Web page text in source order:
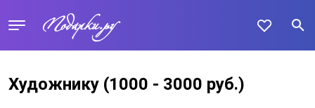
Художнику (1000 - 3000 руб.)